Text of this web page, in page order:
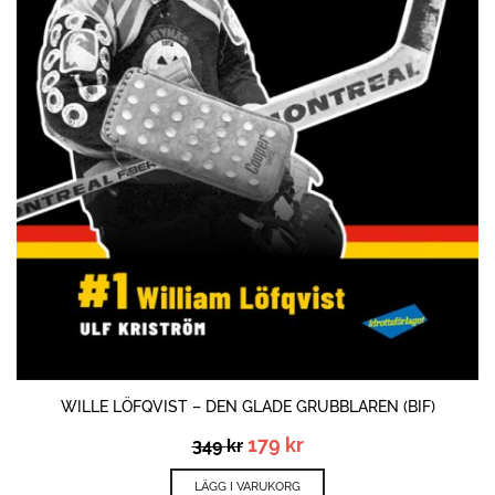
WILLE LÖFQVIST – DEN GLADE GRUBBLAREN (BIF)
349kr Det
ursprungliga
priset
179 krDet
nuvarande
LÄGG I VARUKORG